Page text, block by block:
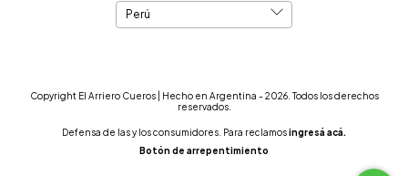
Copyright El Arriero Cueros | Hecho en Argentina - 2026. Todos los derechos
reservados.
Defensa de las y los consumidores. Para reclamosingresá acá.
Botón de arrepentimiento